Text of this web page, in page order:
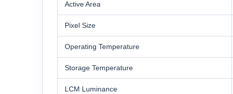
Active Area
Pixel Size
Operating Temperature
Storage Temperature
LCM Luminance